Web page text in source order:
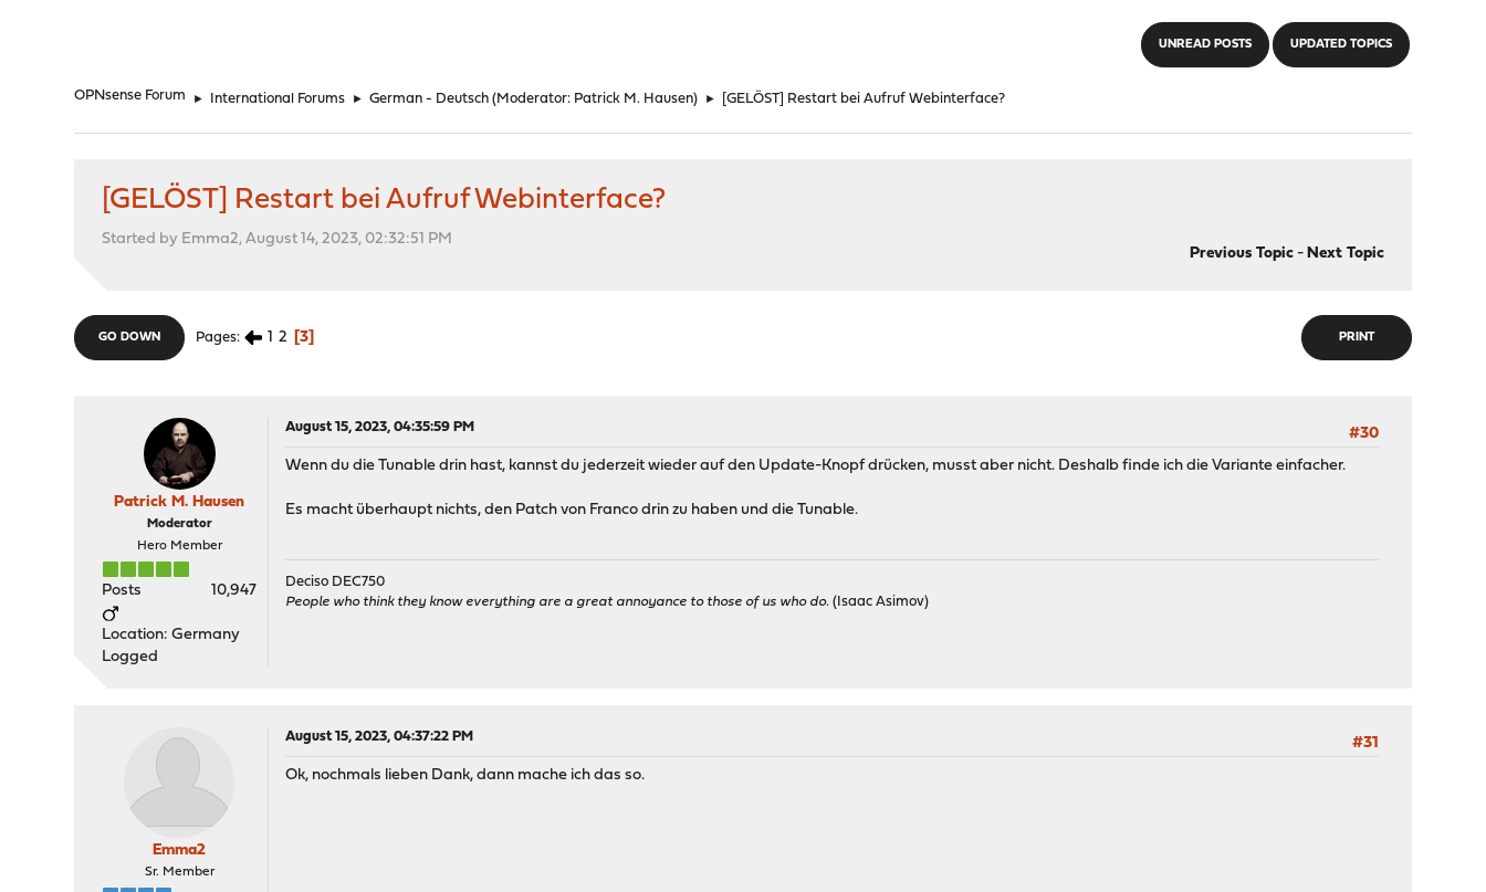
UNREAD POSTS UPDATED TOPICS
OPNsense Forum ► International Forums ► German - Deutsch (Moderator: Patrick M. Hausen) ► [GELÖST] Restart bei Aufruf Webinterface?
[GELÖST] Restart bei Aufruf Webinterface?
Started by Emma2, August 14, 2023, 02:32:51 PM
Previous Topic- Next Topic
PRINT
GO DOWN Pages 1 2 3
Patrick M. Hausen
Moderator
Hero Member
Posts 10,947
Location: Germany
Logged
August 15, 2023, 04:35:59 PM
#30
Wenn du die Tunable drin hast, kannst du jederzeit wieder auf den Update-Knopf drücken, musst aber nicht. Deshalb finde ich die Variante einfacher.
Es macht überhaupt nichts, den Patch von Franco drin zu haben und die Tunable.
Deciso DEC750
People who think they know everything are a great annoyance to those of us who do. (Isaac Asimov)
Emma2
Sr. Member
August 15, 2023, 04:37:22 PM
#31
Ok, nochmals lieben Dank, dann mache ich das so.